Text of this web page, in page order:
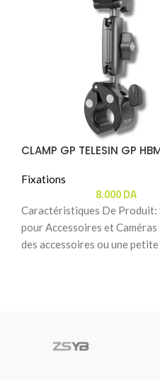
CLAMP GP TELESIN GP
Fixations
8.000DA
Caractéristiques De Produit:
pour Accessoires et
des accessoires ou une petite